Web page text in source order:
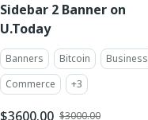
Sidebar 2 Banner on
U.Today
Banners Bitcoin
Business
Commerce
+3
$3600.00 $3000.00